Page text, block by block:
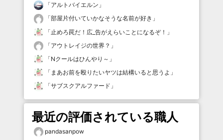
「アルトバイエルン 」
「部屋片付いていかなそうな名前が好き 」
「 止めろ罠だ！広_告がえらいことになるぞ！ 」
「アウトレイジの世界？ 」
「Nクールはひんやり～ 」
「 まあお前を殴りたいヤツは結構いると思うよ 」
「サブスクアルファード 」
最近の評価されている職人
pandasanpow